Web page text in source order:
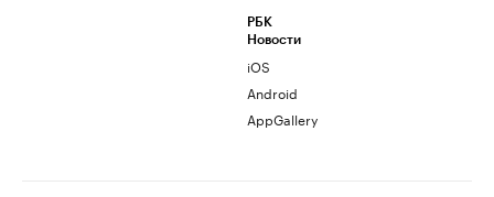
РБК
Новости
iOS
Android
AppGallery